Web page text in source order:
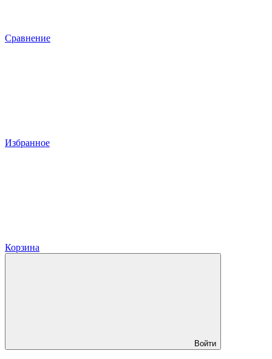
Сравнение
Избранное
Корзина
Войти